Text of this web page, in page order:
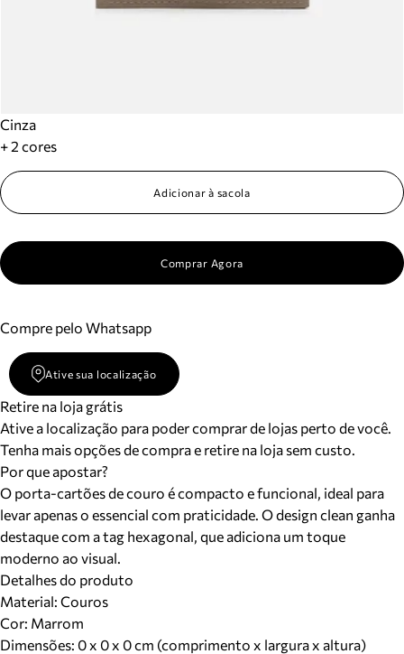
Cinza
+ 2 cores
Adicionar à sacola
Comprar Agora
Compre pelo Whatsapp
Ative sua localização
Retire na loja grátis
Ative a localização para poder comprar de lojas perto de você.
Tenha mais opções de compra e retire na loja sem custo.
Por que apostar?
O porta-cartões de couro é compacto e funcional, ideal para
levar apenas o essencial com praticidade. O design clean ganha
destaque com a tag hexagonal, que adiciona um toque
moderno ao visual.
Detalhes do produto
Material: Couros
Cor: Marrom
Dimensões: 0 x 0 x 0 cm (comprimento x largura x altura)